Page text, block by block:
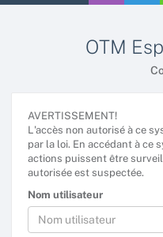
OTM
AVERTISSEMENT!
L'accès non autorisé à ce
par la loi. En accédant à ce
actions puissent être
autorisée est suspectée.
Nom utilisateur